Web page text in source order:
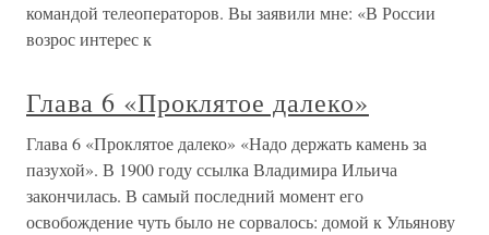
командой телеоператоров. Вы заявили мне: «В России
возрос интерес к
Глава 6 «Проклятое далеко»
Глава 6 «Проклятое далеко» «Надо держать камень за
пазухой». В 1900 году ссылка Владимира Ильича
закончилась. В самый последний момент его
освобождение чуть было не сорвалось: домой к Ульянову